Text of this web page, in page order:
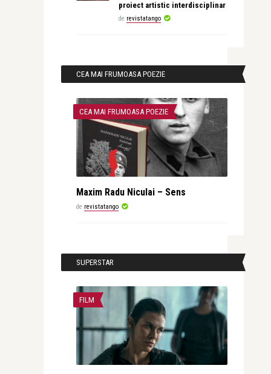
proiect artistic interdisciplinar
de revistatango
CEA MAI FRUMOASA POEZIE
CEA MAI FRUMOASA POEZIE
Maxim Radu Niculai – Sens
de revistatango
SUPERSTAR
FILM